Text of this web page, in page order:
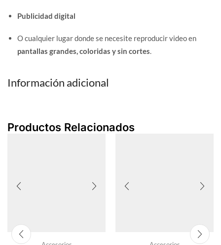
Publicidad digital
O cualquier lugar donde se necesite reproducir video en
pantallas grandes, coloridas y sin cortes.
Información adicional
Productos Relacionados